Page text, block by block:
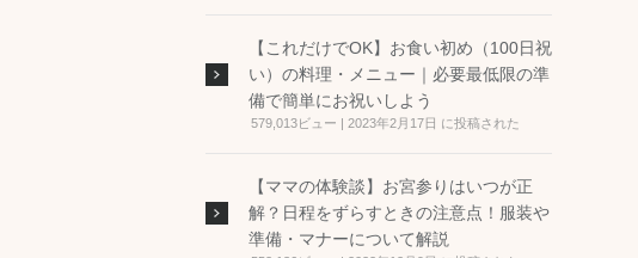
【これだけでOK】お食い初め（100日祝
い）の料理・メニュー｜必要最低限の準
備で簡単にお祝いしよう
579,013ビュー | 2023年2月17日 に投稿された
【ママの体験談】お宮参りはいつが正
解？日程をずらすときの注意点！服装や
準備・マナーについて解説